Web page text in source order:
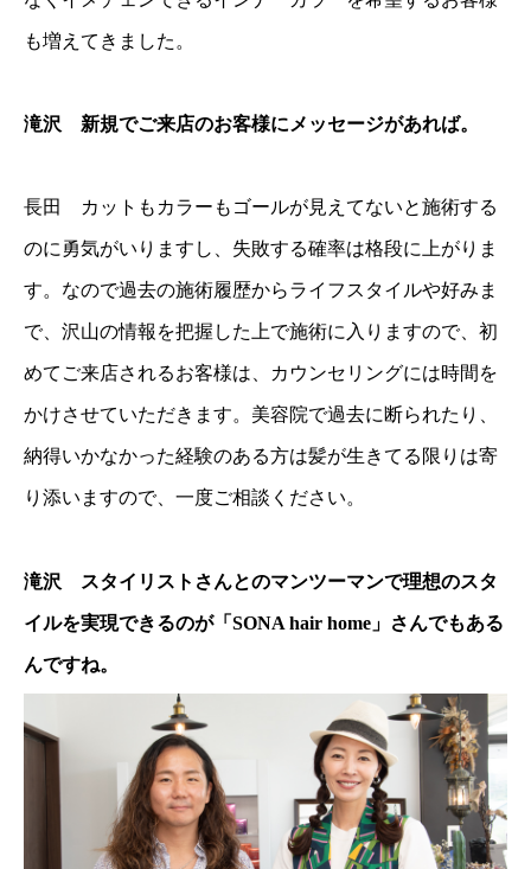
も増えてきました。
滝沢 新規でご来店のお客様にメッセージがあれば。
長田 カットもカラーもゴールが見えてないと施術する
のに勇気がいりますし、失敗する確率は格段に上がりま
す。なので過去の施術履歴からライフスタイルや好みま
で、沢山の情報を把握した上で施術に入りますので、初
めてご来店されるお客様は、カウンセリングには時間を
かけさせていただきます。美容院で過去に断られたり、
納得いかなかった経験のある方は髪が生きてる限りは寄
り添いますので、一度ご相談ください。
滝沢 スタイリストさんとのマンツーマンで理想のスタ
イルを実現できるのが「SONA hair home」さんでもある
んですね。